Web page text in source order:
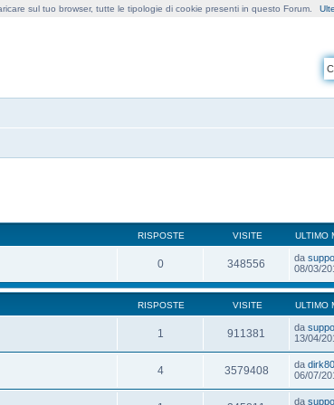
RISPOSTE VISITE ULTIMO
0 348556 da
08/03/
RISPOSTE VISITE ULTIMO
1 911381 da
13/04/
4 3579408 da dirk80
06/07/
da
sul tuo browser, tutte le tipologie di cookie presenti in questo Forum.